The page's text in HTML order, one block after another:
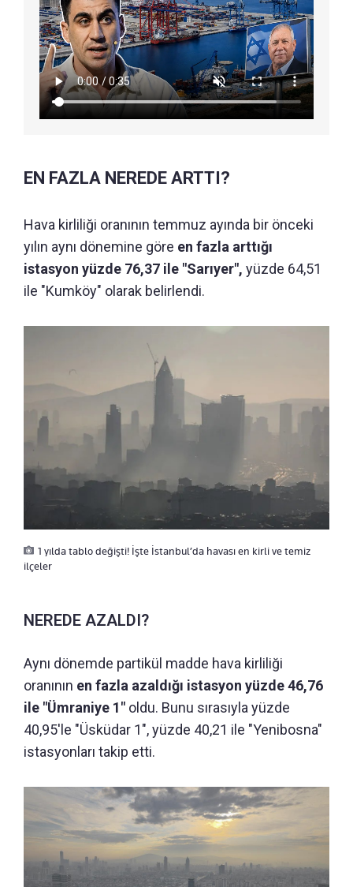
EN FAZLA NEREDE ARTTI?
Hava kirliliği oranının temmuz ayında bir önceki
yılın aynı dönemine göre en fazla arttığı
istasyon yüzde 76,37 ile "Sarıyer", yüzde 64,51
ile "Kumköy" olarak belirlendi.
1 yılda tablo değişti! İşte İstanbul’da havası en kirli ve temiz
ilçeler
NEREDE AZALDI?
Aynı dönemde partikül madde hava kirliliği
oranının en fazla azaldığı istasyon yüzde 46,76
ile "Ümraniye 1" oldu. Bunu sırasıyla yüzde
40,95'le "Üsküdar 1", yüzde 40,21 ile "Yenibosna"
istasyonları takip etti.